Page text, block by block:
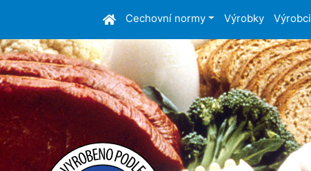
Cechovní normy Výrobky Výrobci